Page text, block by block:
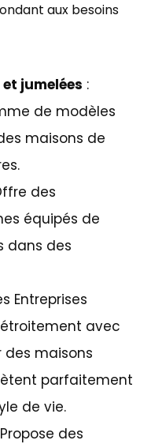
aux besoins
jumelées :
de modèles
maisons de
des
équipés de
dans des
Entreprises
avec
des maisons
parfaitement
de vie.
des